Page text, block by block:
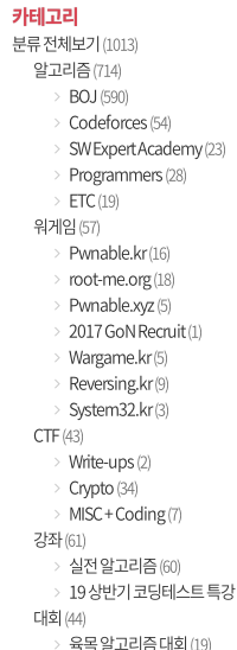
카테고리
분류 전체보기(1013)
알고리즘(714)
BOJ (590)
Codeforces(54)
SW Expert Academy(23)
Programmers(28)
ETC(19)
워게임(57)
Pwnable.kr(16)
root-me.org(18)
Pwnable.xyz(5)
2017 GoN Recruit(1)
Wargame.kr(5)
Reversing.kr(9)
System32.kr(3)
CTF(43)
Write-ups(2)
Crypto(34)
MISC + Coding(7)
강좌(61)
실전 알고리즘(60)
19 상반기 코딩테스트 특강
대회 (44)
육목 알고리즘 대회 (19)